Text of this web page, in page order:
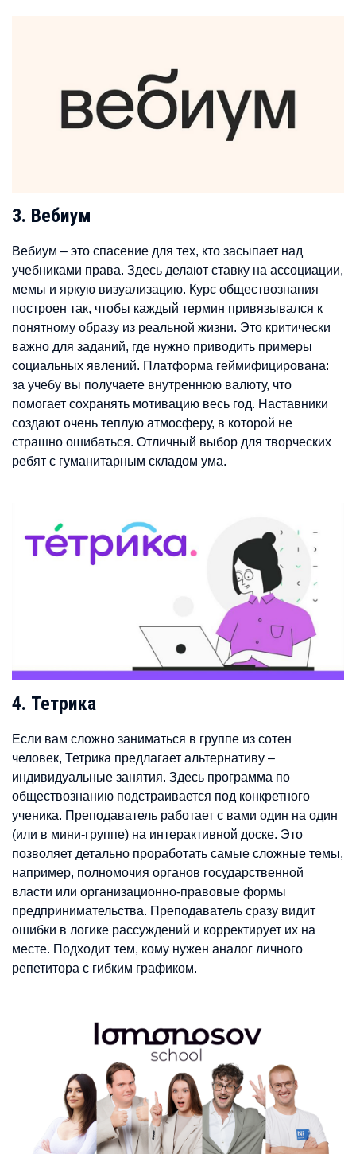
3. Вебиум
Вебиум – это спасение для тех, кто засыпает над
учебниками права. Здесь делают ставку на ассоциации,
мемы и яркую визуализацию. Курс обществознания
построен так, чтобы каждый термин привязывался к
понятному образу из реальной жизни. Это критически
важно для заданий, где нужно приводить примеры
социальных явлений. Платформа геймифицирована:
за учебу вы получаете внутреннюю валюту, что
помогает сохранять мотивацию весь год. Наставники
создают очень теплую атмосферу, в которой не
страшно ошибаться. Отличный выбор для творческих
ребят с гуманитарным складом ума.
4. Тетрика
Если вам сложно заниматься в группе из сотен
человек, Тетрика предлагает альтернативу –
индивидуальные занятия. Здесь программа по
обществознанию подстраивается под конкретного
ученика. Преподаватель работает с вами один на один
(или в мини-группе) на интерактивной доске. Это
позволяет детально проработать самые сложные темы,
например, полномочия органов государственной
власти или организационно-правовые формы
предпринимательства. Преподаватель сразу видит
ошибки в логике рассуждений и корректирует их на
месте. Подходит тем, кому нужен аналог личного
репетитора с гибким графиком.